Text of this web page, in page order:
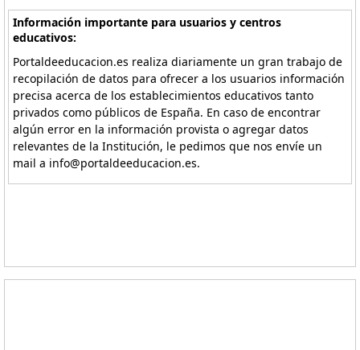
Información importante para usuarios y centros
educativos:
Portaldeeducacion.es realiza diariamente un gran trabajo de
recopilación de datos para ofrecer a los usuarios información
precisa acerca de los establecimientos educativos tanto
privados como públicos de España. En caso de encontrar
algún error en la información provista o agregar datos
relevantes de la Institución, le pedimos que nos envíe un
mail a info@portaldeeducacion.es.